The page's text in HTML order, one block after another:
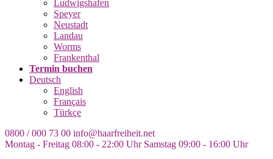
Ludwigshafen
Speyer
Neustadt
Landau
Worms
Frankenthal
Termin buchen
Deutsch
English
Français
Türkçe
0800 / 000 73 00 info@haarfreiheit.net
Montag - Freitag 08:00 - 22:00 Uhr Samstag 09:00 - 16:00 Uhr